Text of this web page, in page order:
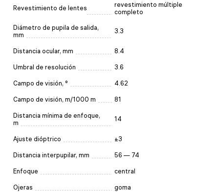
Revestimiento de lentes
revestimiento múltiple
completo
Diámetro de pupila de salida,
mm
3.3
Distancia ocular, mm 8.4
Umbral de resolución 3.6
Campo de visión, ° 4.62
Campo de visión, m/1000 m 81
Distancia mínima de enfoque,
m
14
Ajuste dióptrico ±3
Distancia interpupilar, mm 56 — 74
Enfoque central
Ojeras goma